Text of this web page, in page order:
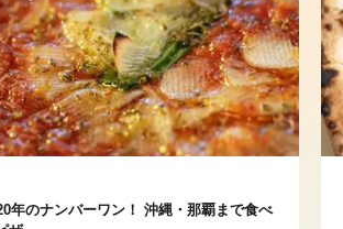
年のナンバーワン！ 沖縄・那覇まで食べ